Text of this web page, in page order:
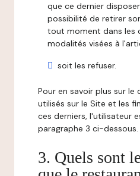
que ce dernier
possibilité de retirer
tout moment dans les
modalités visées à
soit les refuser.
Pour en savoir plus sur le
utilisés sur le Site et les
ces derniers, l'utilisateur
paragraphe 3 ci-dessous.
3. Quels sont